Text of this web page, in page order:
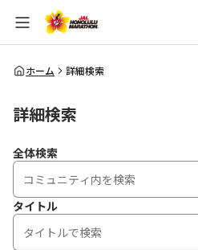
全体検索
ホーム 詳細検索
詳細検索
全体検索
タイトル